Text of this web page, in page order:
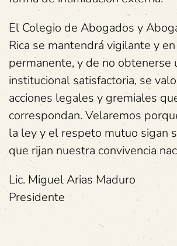
El Colegio de Abogados y
Rica se mantendrá vigilante y
permanente, y de no obtenerse
institucional satisfactoria, se
acciones legales y gremiales
correspondan. Velaremos
la ley y el respeto mutuo sigan
que rijan nuestra convivencia
Lic. Miguel Arias Maduro
Presidente